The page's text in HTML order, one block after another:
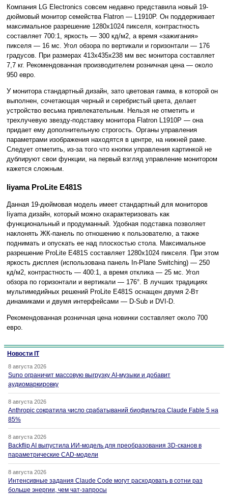
Компания LG Electronics совсем недавно представила новый 19-
дюймовый монитор семейства Flatron — L1910P. Он поддерживает
максимальное разрешение 1280x1024 пикселя, контрастность
составляет 700:1, яркость — 300 кд/м2, а время «зажигания»
пикселя — 16 мс. Угол обзора по вертикали и горизонтали — 176
градусов. При размерах 413x435x238 мм вес монитора составляет
7,7 кг. Рекомендованная производителем розничная цена — около
950 евро.
У монитора стандартный дизайн, зато цветовая гамма, в которой он
выполнен, сочетающая черный и серебристый цвета, делает
устройство весьма привлекательным. Нельзя не отметить и
трехлучевую звезду-подставку монитора Flatron L1910P — она
придает ему дополнительную строгость. Органы управления
параметрами изображения находятся в центре, на нижней раме.
Следует отметить, из-за того что кнопки управления картинкой не
дублируют свои функции, на первый взгляд управление монитором
кажется сложным.
Iiyama ProLite E481S
Данная 19-дюймовая модель имеет стандартный для мониторов
Iiyama дизайн, который можно охарактеризовать как
функциональный и продуманный. Удобная подставка позволяет
наклонять ЖК-панель по отношению к пользователю, а также
поднимать и опускать ее над плоскостью стола. Максимальное
разрешение ProLite E481S составляет 1280x1024 пикселя. При этом
яркость дисплея (использована панель In-Plane Switching) — 250
кд/м2, контрастность — 400:1, а время отклика — 25 мс. Угол
обзора по горизонтали и вертикали — 176°. В лучших традициях
мультимедийных решений ProLite E481S оснащен двумя 2-Вт
динамиками и двумя интерфейсами — D-Sub и DVI-D.
Рекомендованная розничная цена новинки составляет около 700
евро.
Новости IT
8 августа 2026
Suno ограничит массовую выгрузку AI-музыки и добавит
аудиомаркировку
8 августа 2026
Anthropic сократила число срабатываний биофильтра Claude Fable 5 на
85%
8 августа 2026
Backflip AI выпустила ИИ-модель для преобразования 3D-сканов в
параметрические CAD-модели
8 августа 2026
Интенсивные задания Claude Code могут расходовать в сотни раз
больше энергии, чем чат-запросы